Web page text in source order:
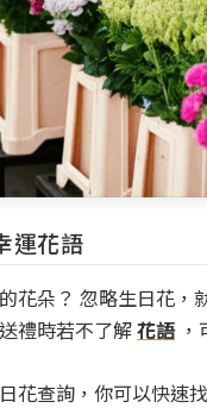
運花語
花朵？ 忽略生日花
禮時若不了解花語
花查詢，你可以快速